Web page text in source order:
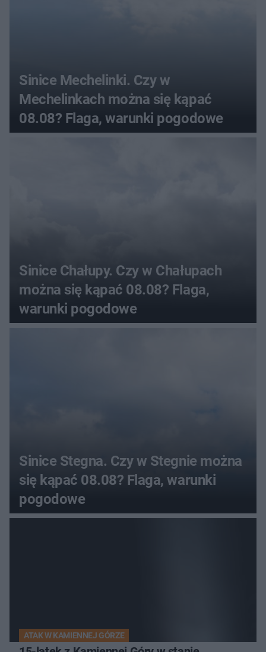
Sinice Mechelinki. Czy w
Mechelinkach można się kąpać
08.08? Flaga, warunki pogodowe
Sinice Chałupy. Czy w Chałupach
można się kąpać 08.08? Flaga,
warunki pogodowe
Sinice Stegna. Czy w Stegnie można
się kąpać 08.08? Flaga, warunki
pogodowe
ATAK W KAMIENNEJ GÓRZE